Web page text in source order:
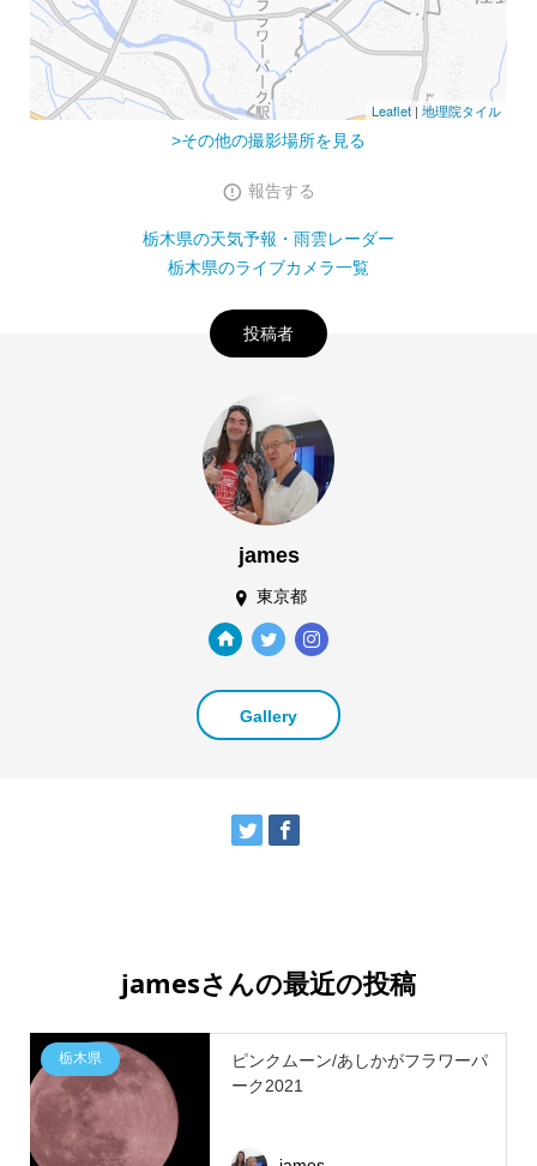
Leaflet |地理院タイル
>その他の撮影場所を見る
報告する
栃木県の天気予報・雨雲レーダー
栃木県のライブカメラ一覧
投稿者
james
東京都
Gallery
jamesさんの最近の投稿
栃木県
ピンクムーン/あしかがフラワーパ
ーク2021